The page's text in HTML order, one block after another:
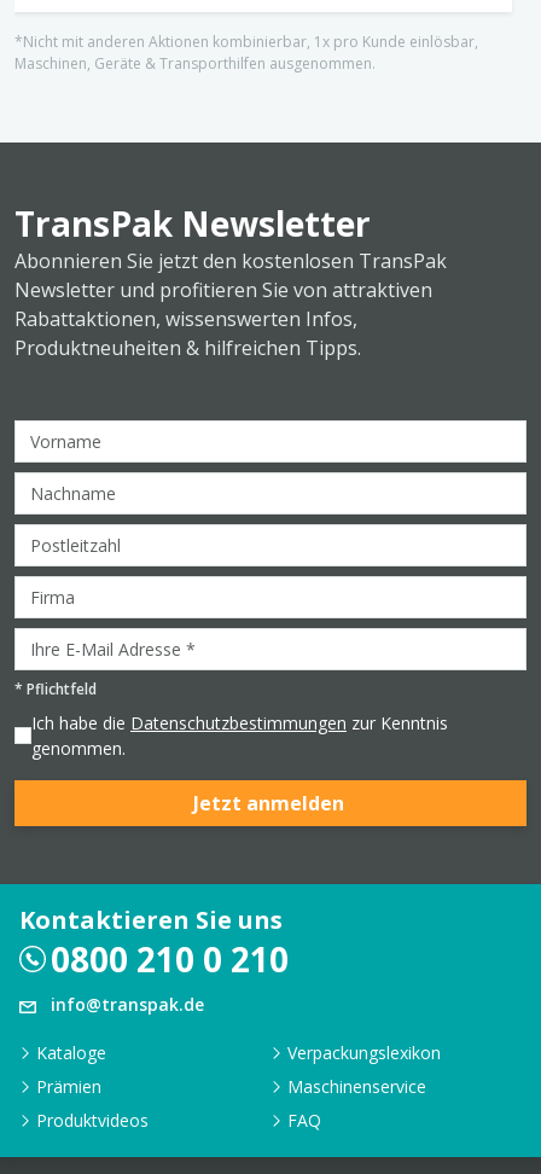
*Nicht mit anderen Aktionen kombinierbar, 1x pro Kunde einlösbar,
Maschinen, Geräte & Transporthilfen ausgenommen.
TransPak Newsletter
Abonnieren Sie jetzt den kostenlosen TransPak
Newsletter und profitieren Sie von attraktiven
Rabattaktionen, wissenswerten Infos,
Produktneuheiten & hilfreichen Tipps.
* Pflichtfeld
Ich habe die Datenschutzbestimmungen zur Kenntnis
genommen.
Jetzt anmelden
Kontaktieren Sie uns
0800 210 0 210
info@transpak.de
Kataloge
Verpackungslexikon
Prämien
Maschinenservice
Produktvideos
FAQ